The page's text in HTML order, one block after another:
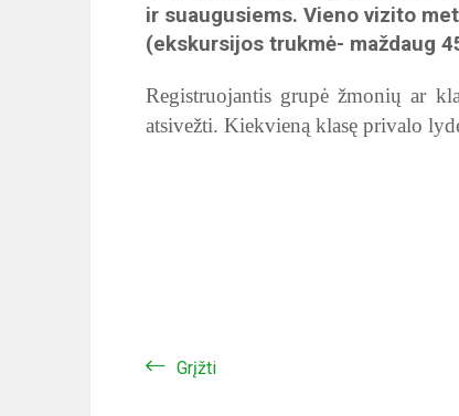
ir suaugusiems. Vieno vizito
(ekskursijos trukmė- maždaug
Registruojantis grupė žmonių ar
atsivežti. Kiekvieną klasę privalo
Grįžti